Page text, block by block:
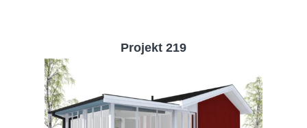
Projekt 219